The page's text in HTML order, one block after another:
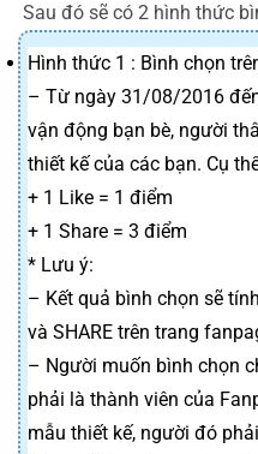
Sau đó sẽ có 2 hình thức
Hình thức 1 : Bình chọn
– Từ ngày 31/08/2016
vận động bạn bè, người
thiết kế của các bạn. Cụ
+ 1 Like = 1 điểm
+ 1 Share = 3 điểm
* Lưu ý:
– Kết quả bình chọn sẽ
và SHARE trên trang
– Người muốn bình chọn
phải là thành viên của
mẫu thiết kế, người đó